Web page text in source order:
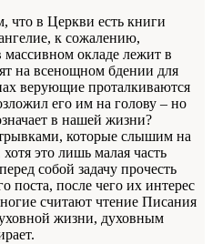
что в Церкви есть книги
к сожалению,
окладе лежит в
на всенощном бдении для
верующие проталкиваются
его им на голову – но
в нашей жизни?
которые слышим на
это лишь малая часть
собой задачу прочесть
поста, после чего их интерес
считают чтение Писания
жизни, духовным